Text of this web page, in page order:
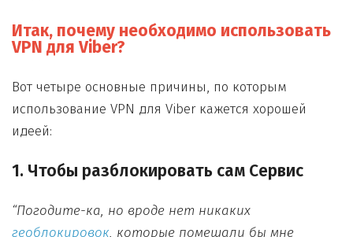
Итак, почему необходимо использовать
VPN для Viber?
Вот четыре основные причины, по которым
использование VPN для Viber кажется хорошей
идеей:
1. Чтобы разблокировать сам Сервис
“Погодите-ка, но вроде нет никаких
геоблокировок, которые помешали бы мне